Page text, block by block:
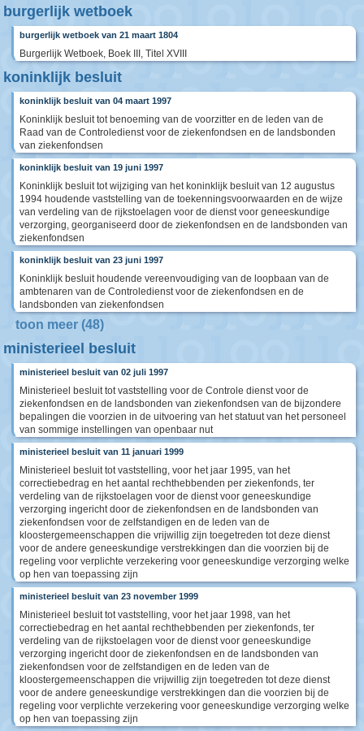
burgerlijk wetboek
burgerlijk wetboek van 21 maart 1804
Burgerlijk Wetboek, Boek III, Titel XVIII
koninklijk besluit
koninklijk besluit van 04 maart 1997
Koninklijk besluit tot benoeming van de voorzitter en de leden van de
Raad van de Controledienst voor de ziekenfondsen en de landsbonden
van ziekenfondsen
koninklijk besluit van 19 juni 1997
Koninklijk besluit tot wijziging van het koninklijk besluit van 12 augustus
1994 houdende vaststelling van de toekenningsvoorwaarden en de wijze
van verdeling van de rijkstoelagen voor de dienst voor geneeskundige
verzorging, georganiseerd door de ziekenfondsen en de landsbonden van
ziekenfondsen
koninklijk besluit van 23 juni 1997
Koninklijk besluit houdende vereenvoudiging van de loopbaan van de
ambtenaren van de Controledienst voor de ziekenfondsen en de
landsbonden van ziekenfondsen
toon meer (48)
ministerieel besluit
ministerieel besluit van 02 juli 1997
Ministerieel besluit tot vaststelling voor de Controle dienst voor de
ziekenfondsen en de landsbonden van ziekenfondsen van de bijzondere
bepalingen die voorzien in de uitvoering van het statuut van het personeel
van sommige instellingen van openbaar nut
ministerieel besluit van 11 januari 1999
Ministerieel besluit tot vaststelling, voor het jaar 1995, van het
correctiebedrag en het aantal rechthebbenden per ziekenfonds, ter
verdeling van de rijkstoelagen voor de dienst voor geneeskundige
verzorging ingericht door de ziekenfondsen en de landsbonden van
ziekenfondsen voor de zelfstandigen en de leden van de
kloostergemeenschappen die vrijwillig zijn toegetreden tot deze dienst
voor de andere geneeskundige verstrekkingen dan die voorzien bij de
regeling voor verplichte verzekering voor geneeskundige verzorging welke
op hen van toepassing zijn
ministerieel besluit van 23 november 1999
Ministerieel besluit tot vaststelling, voor het jaar 1998, van het
correctiebedrag en het aantal rechthebbenden per ziekenfonds, ter
verdeling van de rijkstoelagen voor de dienst voor geneeskundige
verzorging ingericht door de ziekenfondsen en de landsbonden van
ziekenfondsen voor de zelfstandigen en de leden van de
kloostergemeenschappen die vrijwillig zijn toegetreden tot deze dienst
voor de andere geneeskundige verstrekkingen dan die voorzien bij de
regeling voor verplichte verzekering voor geneeskundige verzorging welke
op hen van toepassing zijn